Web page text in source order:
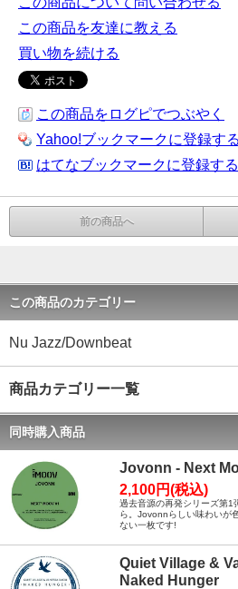
この商品を友達に教える
買い物を続ける
この商品をログピでつぶやく
Yahoo!ブックマークに登録する
はてなブックマークに登録する
前の商品へ
この商品のカテゴリー
Nu Jazz/Downbeat
商品カテゴリー一覧
同時購入商品
Jovonn - Next
2,100円(税込)
過去音源の再発シリーズ第1
ら。Jovonnらしい味わいが
ない一枚です!
Quiet Village &
Naked Hunger